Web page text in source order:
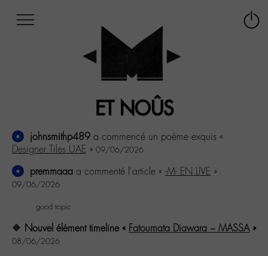
contenu
Aller
la
recherche
ET NOÛS
johnsmithp489 a commencé un poème exquis «
Designer Tiles UAE » 09/06/2026
premmaaa a commenté l'article « -M- EN LIVE »
09/06/2026
good topic
🔶 Nouvel élément timeline « Fatoumata Diawara – MASSA»
08/06/2026